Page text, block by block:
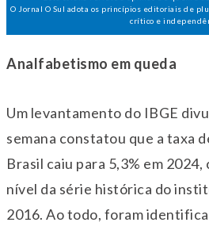
O Jornal O Sul adota os princípios editoriais de
crítico e
Analfabetismo em queda
Um levantamento do IBGE
semana constatou que a taxa
Brasil caiu para 5,3% em
nível da série histórica do
2016. Ao todo, foram